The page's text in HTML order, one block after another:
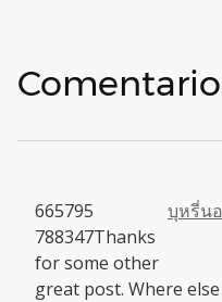
บุหรี่น
665795
788347Thanks
for some other
great post. Where